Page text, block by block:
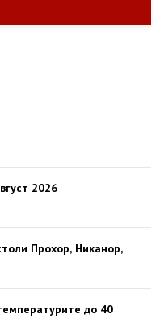
2026
Прохор, Никанор,
до 40